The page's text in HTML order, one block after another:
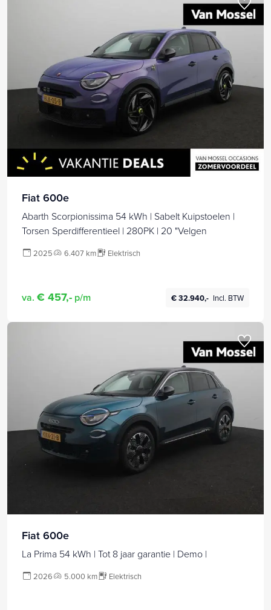
Fiat 600e
Abarth Scorpionissima 54 kWh | Sabelt Kuipstoelen |
Torsen Sperdifferentieel | 280PK | 20 "Velgen
2025 6.407 km Elektrisch
va. € 457,- p/m € 32.940,- Incl. BTW
Fiat 600e
La Prima 54 kWh | Tot 8 jaar garantie | Demo |
2026 5.000 km Elektrisch